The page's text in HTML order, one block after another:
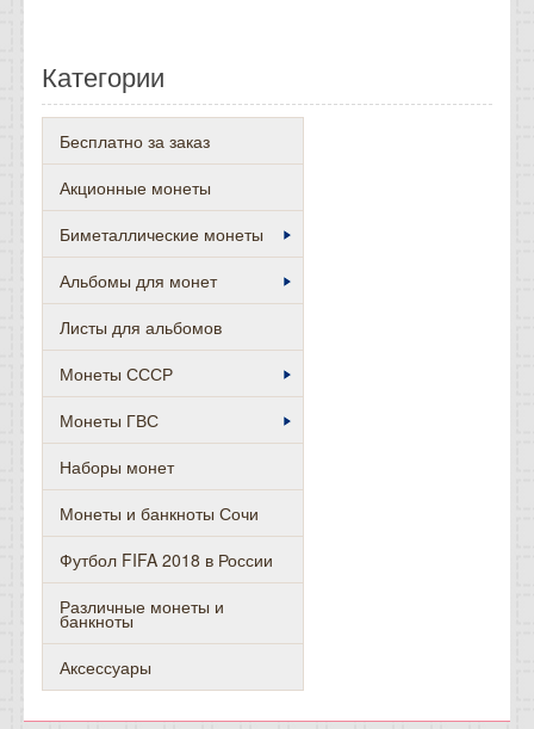
Категории
Бесплатно за заказ
Акционные монеты
Биметаллические монеты
Альбомы для монет
Листы для альбомов
Монеты СССР
Монеты ГВС
Наборы монет
Монеты и банкноты Сочи
Футбол FIFA 2018 в России
Различные монеты и
банкноты
Аксессуары